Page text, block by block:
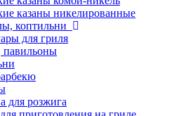
казаны никелированные
коптильни
для гриля
павильоны
для розжига